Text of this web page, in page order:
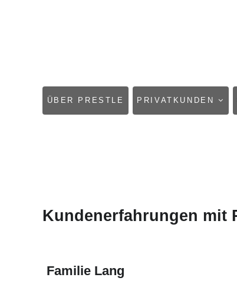
NAVIGATION
ÜBER PRESTLE PRIVATKUNDEN
Kundenerfahrungen mit
Familie Lang